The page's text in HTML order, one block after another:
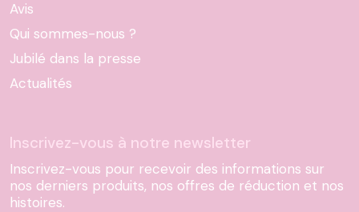
Avis
Qui sommes-nous ?
Jubilé dans la presse
Actualités
Inscrivez-vous à notre newsletter
Inscrivez-vous pour recevoir des informations sur
nos derniers produits, nos offres de réduction et nos
histoires.